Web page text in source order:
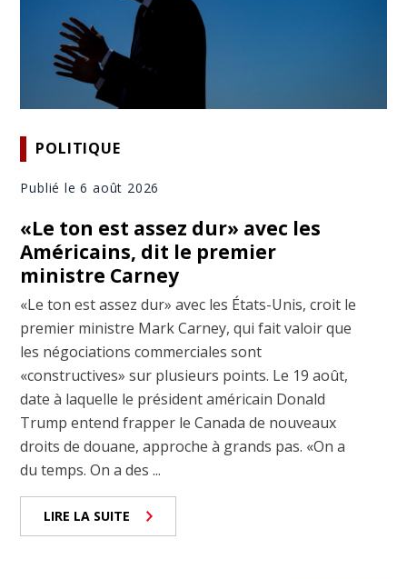
POLITIQUE
Publié le 6 août 2026
«Le ton est assez dur» avec les
Américains, dit le premier
ministre Carney
«Le ton est assez dur» avec les États-Unis, croit le
premier ministre Mark Carney, qui fait valoir que
les négociations commerciales sont
«constructives» sur plusieurs points. Le 19 août,
date à laquelle le président américain Donald
Trump entend frapper le Canada de nouveaux
droits de douane, approche à grands pas. «On a
du temps. On a des ...
LIRE LA SUITE